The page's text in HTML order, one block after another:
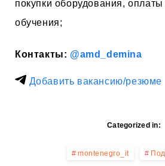
покупки оборудования,
обучения;
Контакты: @amd_demina
Добавить вакансию/резюме
Categorized in:
montenegro_it